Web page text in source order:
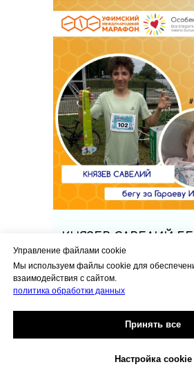
КНЯЗЕВ САВЕЛИЙ
ГАРАЕВУ ИРАДУ
Управление файлами cookie
Мы используем файлы cookie для
взаимодействия с сайтом.
политика обработки данных
Принять все
Настройка cookie